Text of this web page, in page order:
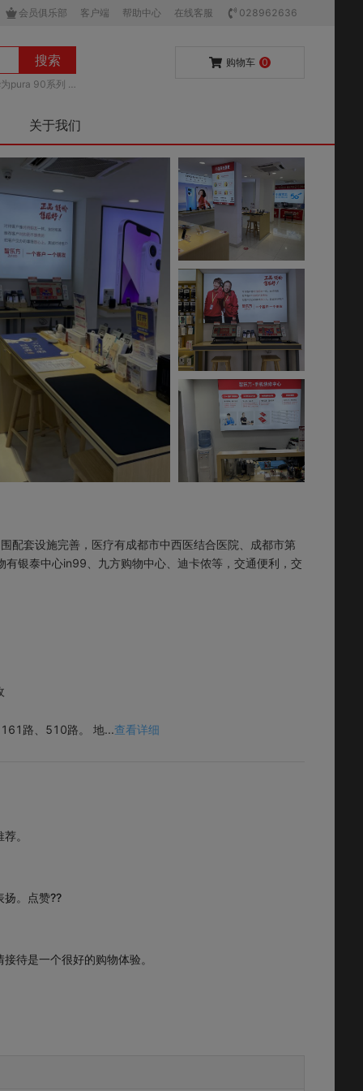
会员俱乐部 客户端 帮助中心 在线客服 028962636
搜索
pura 90系列
购物车 0
关于我们
配套设施完善，医疗有成都市中西医结合医院、成都市第
银泰中心in99、九方购物中心、迪卡侬等，交通便利，交
路、510路。 地...查看详细
。
扬。点赞??
待是一个很好的购物体验。